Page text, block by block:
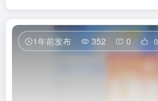
1年前发布 352 0 0